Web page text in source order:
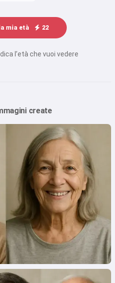
mia età 22
l’età che vuoi vedere
create